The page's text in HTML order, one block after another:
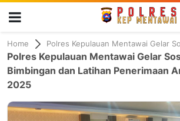
Home Polres Kepulauan Mentawai Gelar
Polres Kepulauan Mentawai Gelar
Bimbingan dan Latihan Penerimaan
2025